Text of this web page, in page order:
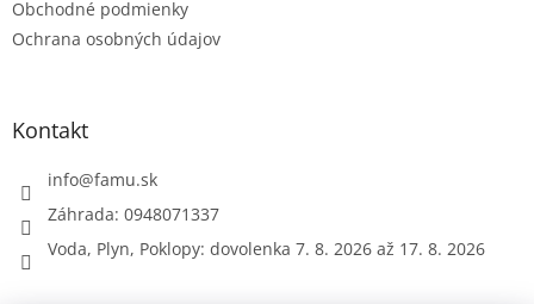
Obchodné podmienky
Ochrana osobných údajov
Kontakt
info@famu.sk
Záhrada: 0948071337
Voda, Plyn, Poklopy: dovolenka 7. 8. 2026 až 17. 8. 2026